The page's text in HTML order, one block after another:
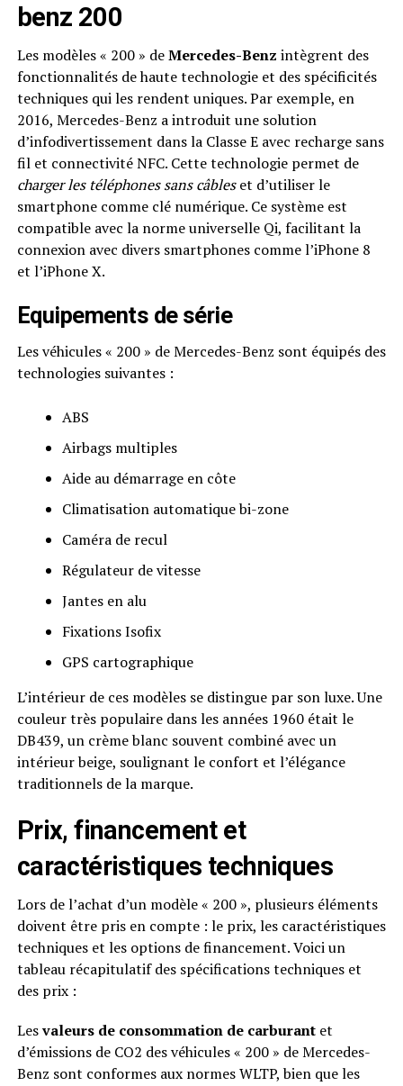
benz 200
Les modèles « 200 » deMercedes-Benz intègrent des
fonctionnalités de haute technologie et des spécificités
techniques qui les rendent uniques. Par exemple, en
2016, Mercedes-Benz a introduit une solution
d’infodivertissement dans la Classe E avec recharge sans
fil et connectivité NFC. Cette technologie permet de
charger les téléphones sans câbleset d’utiliser le
smartphone comme clé numérique. Ce système est
compatible avec la norme universelle Qi, facilitant la
connexion avec divers smartphones comme l’iPhone 8
et l’iPhone X.
Equipements de série
Les véhicules « 200 » de Mercedes-Benz sont équipés des
technologies suivantes :
ABS
Airbags multiples
Aide au démarrage en côte
Climatisation automatique bi-zone
Caméra de recul
Régulateur de vitesse
Jantes en alu
Fixations Isofix
GPS cartographique
L’intérieur de ces modèles se distingue par son luxe. Une
couleur très populaire dans les années 1960 était le
DB439, un crème blanc souvent combiné avec un
intérieur beige, soulignant le confort et l’élégance
traditionnels de la marque.
Prix, financement et
caractéristiques techniques
Lors de l’achat d’un modèle « 200 », plusieurs éléments
doivent être pris en compte : le prix, les caractéristiques
techniques et les options de financement. Voici un
tableau récapitulatif des spécifications techniques et
des prix :
Lesvaleurs de consommation de carburantet
d’émissions de CO2 des véhicules « 200 » de Mercedes-
Benz sont conformes aux normes WLTP, bien que les